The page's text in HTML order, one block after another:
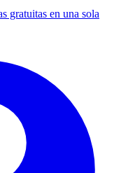
gratuitas en una sola